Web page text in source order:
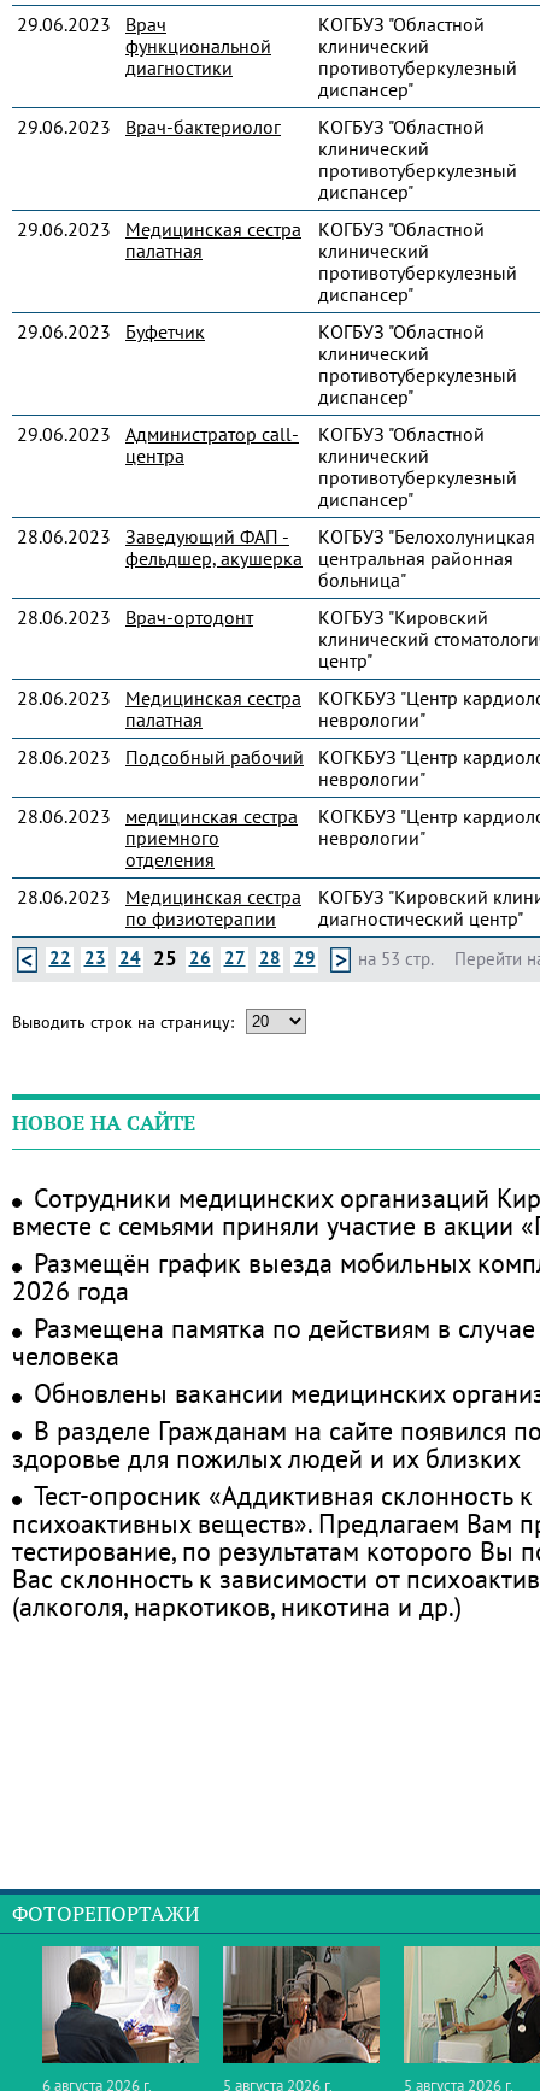
29.06.2023
Врач
функциональной
диагностики
КОГБУЗ "Областной
клинический
противотуберкулезный
диспансер"
29.06.2023
Врач-бактериолог
КОГБУЗ "Областной
клинический
противотуберкулезный
диспансер"
29.06.2023
Медицинская сестра
палатная
КОГБУЗ "Областной
клинический
противотуберкулезный
диспансер"
29.06.2023
Буфетчик
КОГБУЗ "Областной
клинический
противотуберкулезный
диспансер"
29.06.2023
Администратор call-
центра
КОГБУЗ "Областной
клинический
противотуберкулезный
диспансер"
28.06.2023
Заведующий ФАП -
фельдшер, акушерка
КОГБУЗ "Белохолуницкая
центральная районная
больница"
28.06.2023
Врач-ортодонт
КОГБУЗ "Кировский
клинический
центр"
28.06.2023
Медицинская сестра
палатная
КОГКБУЗ "Центр
неврологии"
28.06.2023
Подсобный рабочий
КОГКБУЗ "Центр
неврологии"
28.06.2023
медицинская сестра
приемного
отделения
КОГКБУЗ "Центр
неврологии"
28.06.2023
Медицинская сестра
по физиотерапии
КОГБУЗ "Кировский
диагностический центр"
Перейти
22 23 24 25 26 27 28 29 на 53 стр.
Выводить строк на страницу:
НОВОЕ НА САЙТЕ
Сотрудники медицинских организаций
вместе с семьями приняли участие в акции
Размещён график выезда мобильных
2026 года
Размещена памятка по действиям в
человека
Обновлены вакансии медицинских
В разделе Гражданам на сайте появился
здоровье для пожилых людей и их близких
Тест-опросник «Аддиктивная склонность
психоактивных веществ». Предлагаем Вам
тестирование, по результатам которого Вы
Вас склонность к зависимости от
(алкоголя, наркотиков, никотина и др.)
ФОТОРЕПОРТАЖИ
6 августа 2026 г. 5 августа 2026 г. 5 августа 2026 г.